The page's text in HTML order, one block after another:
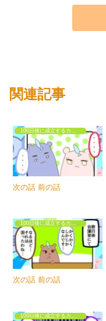
関連記事
次の話 前の話
次の話 前の話
100日後に成立するカップル